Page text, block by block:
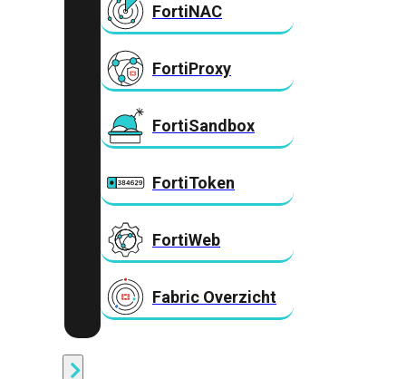
FortiNAC
FortiProxy
FortiSandbox
FortiToken
FortiWeb
Fabric Overzicht